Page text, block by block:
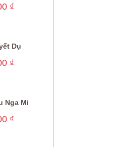
₫
Dụ
₫
Nga Mi
₫